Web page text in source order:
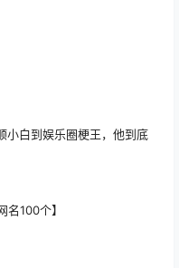
小白到娱乐圈梗王，他到底
100个】